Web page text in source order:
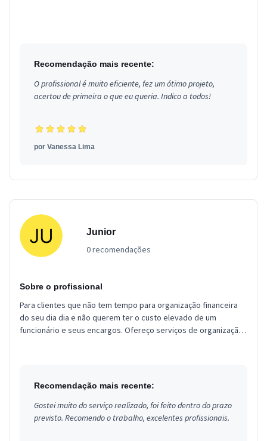
Recomendação mais recente:
O profissional é muito eficiente, fez um ótimo projeto,
acertou de primeira o que eu queria. Indico a todos!
por Vanessa Lima
Junior
0 recomendações
Sobre o profissional
Para clientes que não tem tempo para organização financeira
do seu dia dia e não querem ter o custo elevado de um
funcionário e seus encargos. Ofereço serviços de organização
Recomendação mais recente:
Gostei muito do serviço realizado, foi feito dentro do prazo
previsto. Recomendo o trabalho, excelentes profissionais.